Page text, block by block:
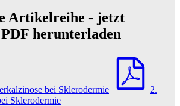
Artikelreihe - jetzt
herunterladen
bei Sklerodermie
2.
Sklerodermie